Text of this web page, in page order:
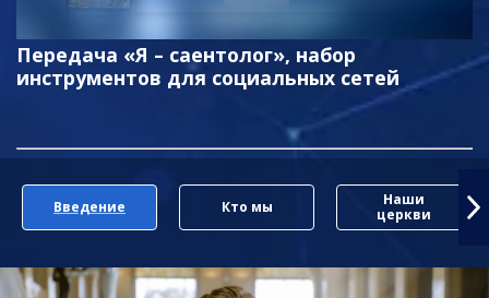
Передача «Я – саентолог», набор
инструментов для социальных сетей
Введение Кто мы
Наши
церкви